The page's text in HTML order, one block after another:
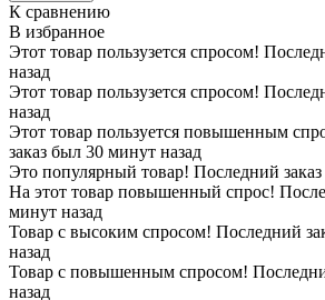
К сравнению
В избранное
Этот товар пользузется спросом!
назад
Этот товар пользузется спросом!
назад
Этот товар пользуется повышенным
заказ был 30 минут назад
Это популярный товар! Последний
На этот товар повышенный спрос!
минут назад
Товар с высоким спросом! Последний
назад
Товар с повышенным спросом!
назад